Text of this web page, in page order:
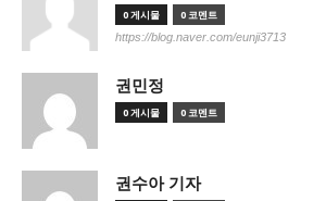
0 게시물 0 코멘트
https://blog.naver.com/eunji3713
권민정
0 게시물 0 코멘트
권수아 기자